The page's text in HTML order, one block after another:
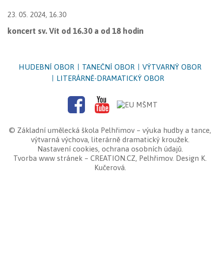
23. 05. 2024, 16.30
koncert sv. Vít od 16.30 a od 18 hodin
HUDEBNÍ OBOR TANEČNÍ OBOR
VÝTVARNÝ OBOR
LITERÁRNĚ-DRAMATICKÝ OBOR
© Základní umělecká škola Pelhřimov – výuka hudby a tance,
výtvarná výchova, literárně dramatický kroužek.
Nastavení cookies, ochrana osobních údajů
Tvorba www stránek – CREATION.CZ, Pelhřimov. Design K.
Kučerová.